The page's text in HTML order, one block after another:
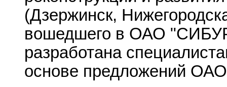
(Дзержинск,
вошедшего в ОАО
разработана
основе предложений